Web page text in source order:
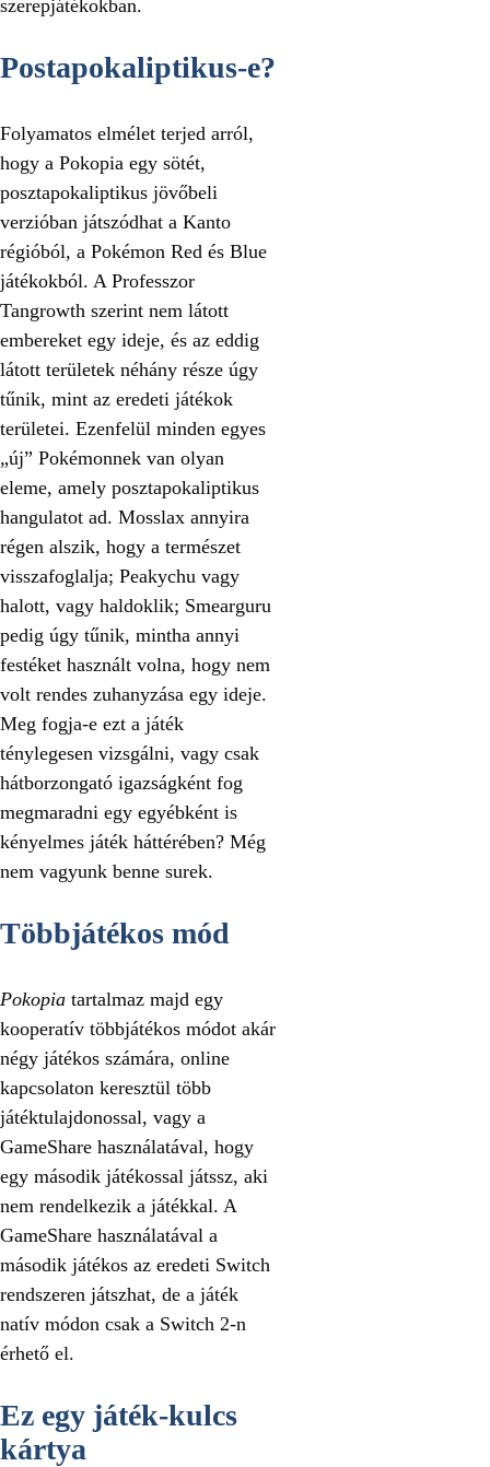
szerepjátékokban.
Postapokaliptikus-e?
Folyamatos elmélet terjed arról,
hogy a Pokopia egy sötét,
posztapokaliptikus jövőbeli
verzióban játszódhat a Kanto
régióból, a Pokémon Red és Blue
játékokból. A Professzor
Tangrowth szerint nem látott
embereket egy ideje, és az eddig
látott területek néhány része úgy
tűnik, mint az eredeti játékok
területei. Ezenfelül minden egyes
„új” Pokémonnek van olyan
eleme, amely posztapokaliptikus
hangulatot ad. Mosslax annyira
régen alszik, hogy a természet
visszafoglalja; Peakychu vagy
halott, vagy haldoklik; Smearguru
pedig úgy tűnik, mintha annyi
festéket használt volna, hogy nem
volt rendes zuhanyzása egy ideje.
Meg fogja-e ezt a játék
ténylegesen vizsgálni, vagy csak
hátborzongató igazságként fog
megmaradni egy egyébként is
kényelmes játék háttérében? Még
nem vagyunk benne surek.
Többjátékos mód
Pokopia tartalmaz majd egy
kooperatív többjátékos módot akár
négy játékos számára, online
kapcsolaton keresztül több
játéktulajdonossal, vagy a
GameShare használatával, hogy
egy második játékossal játssz, aki
nem rendelkezik a játékkal. A
GameShare használatával a
második játékos az eredeti Switch
rendszeren játszhat, de a játék
natív módon csak a Switch 2-n
érhető el.
Ez egy játék-kulcs
kártya